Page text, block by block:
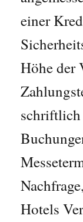
einer
Höhe der
schriftlich
Hotels